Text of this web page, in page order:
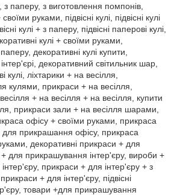
паперу, з виготовлення помпонів,
руками, підвісні кулі, підвісні кулі
кулі + з паперу, підвісні паперові кулі,
кулі + своїми руками,
декоративні кулі купити,
декоративний світильник шар,
кулі, ліхтарики + на весілля,
кулями, прикраси + на весілля,
+ на весілля + на весілля, купити
прикраси зали + на весілля шарами,
офісу + своїми руками, прикраса
для прикрашання офісу, прикраса
декоративні прикраси + для
для прикрашування інтер'єру, вироби +
прикраси + для інтер'єру + з
+ для інтер'єру, підвісні
товари +для прикрашування